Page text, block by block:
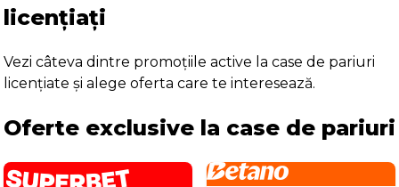
licențiați
Vezi câteva dintre promoțiile active la case de pariuri
licențiate și alege oferta care te interesează.
Oferte exclusive la case de pariuri